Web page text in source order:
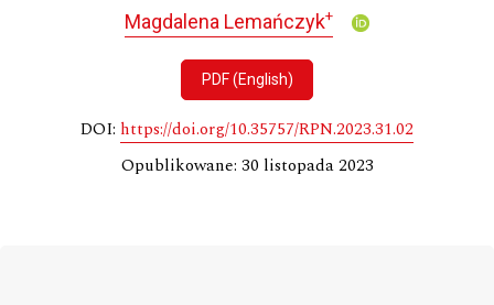
Magdalena Lemańczyk+
PDF (English)
DOI: https://doi.org/10.35757/RPN.2023.31.02
Opublikowane: 30 listopada 2023